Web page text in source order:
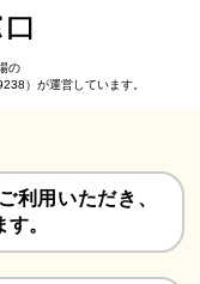
の
）が運営しています。
利用いただき、
。